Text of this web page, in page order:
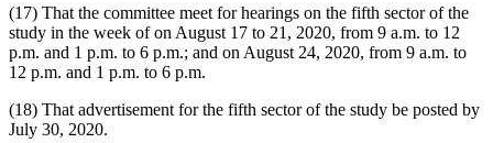
(17) That the committee meet for hearings on the fifth sector of the
study in the week of on August 17 to 21, 2020, from 9 a.m. to 12
p.m. and 1 p.m. to 6 p.m.; and on August 24, 2020, from 9 a.m. to
12 p.m. and 1 p.m. to 6 p.m.
(18) That advertisement for the fifth sector of the study be posted by
July 30, 2020.